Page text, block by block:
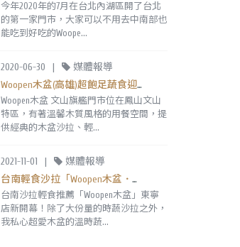
今年2020年的7月在台北內湖區開了台北
的第一家門市，大家可以不用去中南部也
能吃到好吃的Woope...
2020-06-30 |
媒體報導
Woopen木盆(高雄)超飽足蔬食迎夏套餐!新推出烤雞腿溫時蔬,必吃煙燻鮭魚木盆沙拉
Woopen木盆 文山旗艦門市位在鳳山文山
特區，有著溫馨木質風格的用餐空間，提
供經典的木盆沙拉、輕...
2021-11-01 |
媒體報導
台南輕食沙拉「Woopen木盆．東寧 ToGo門市」超愛溫時蔬,澎湃大份量好飽足！田園沙拉98元帶著走。｜東寧店｜成大外帶|
台南沙拉輕食推薦「Woopen木盆」東寧
店新開幕！除了大份量的時蔬沙拉之外，
我私心超愛木盆的溫時蔬...